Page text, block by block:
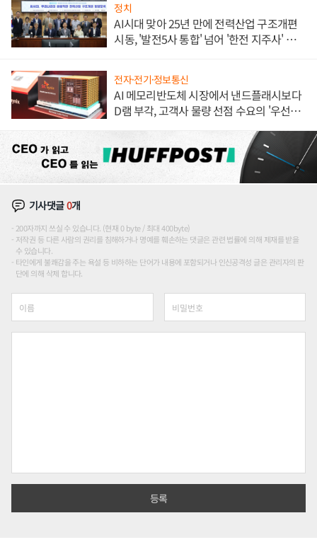
정치
AI시대 맞아 25년 만에 전력산업 구조개편
시동, '발전5사 통합' 넘어 '한전 지주사' 재편
전자·전기·정보통신
AI 메모리반도체 시장에서 낸드플래시보다
D램 부각, 고객사 물량 선점 수요의 '우선순
기사댓글0개
200자까지 쓰실 수 있습니다. (현재 0 byte / 최대 400byte)
저작권 등 다른 사람의 권리를 침해하거나 명예를 훼손하는 댓글은 관련 법률에 의해 제재를 받을
수 있습니다.
타인에게 불쾌감을 주는 욕설 등 비하하는 단어가 내용에 포함되거나 인신공격성 글은 관리자의 판
단에 의해 삭제 합니다.